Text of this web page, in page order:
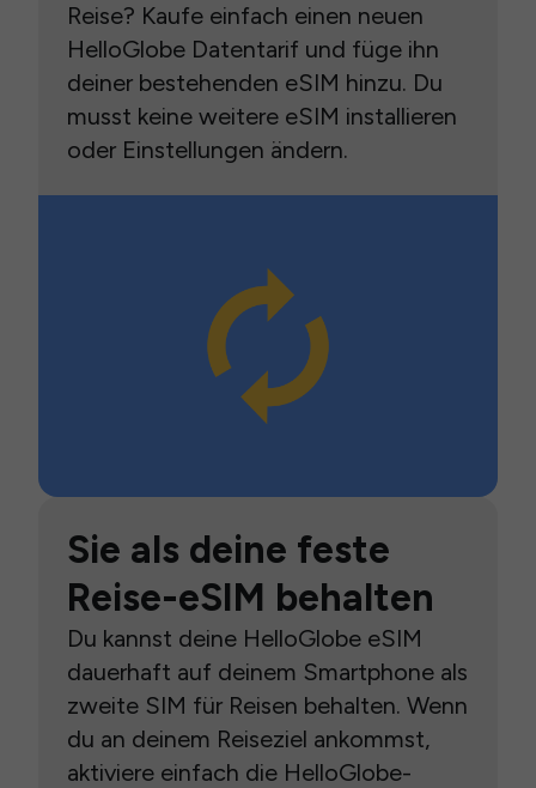
Reise? Kaufe einfach einen neuen
HelloGlobe Datentarif und füge ihn
deiner bestehenden eSIM hinzu. Du
musst keine weitere eSIM installieren
oder Einstellungen ändern.
Sie als deine feste
Reise-eSIM behalten
Du kannst deine HelloGlobe eSIM
dauerhaft auf deinem Smartphone als
zweite SIM für Reisen behalten. Wenn
du an deinem Reiseziel ankommst,
aktiviere einfach die HelloGlobe-